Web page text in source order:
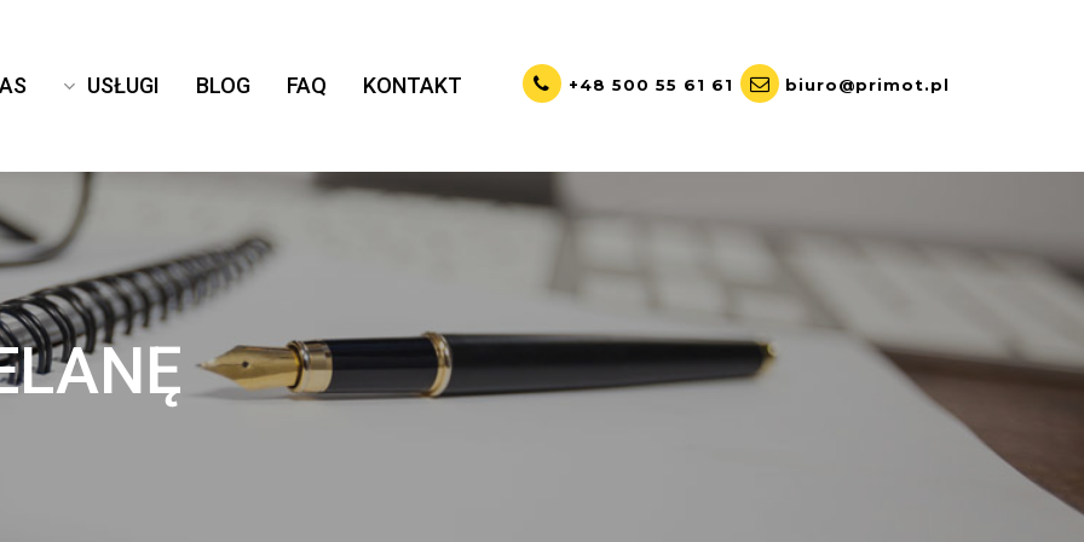
USŁUGI BLOG FAQ KONTAKT +48 500 55 61 61 biuro@primot.pl